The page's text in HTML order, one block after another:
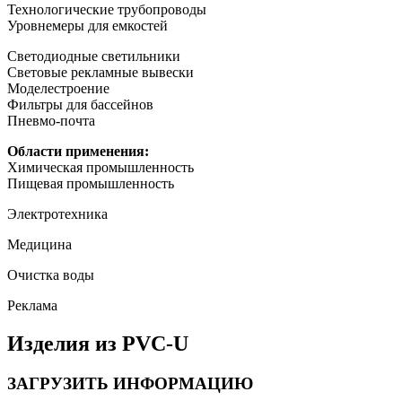
Технологические трубопроводы
Уровнемеры для емкостей
Светодиодные светильники
Световые рекламные вывески
Моделестроение
Фильтры для бассейнов
Пневмо-почта
Области применения:
Химическая промышленность
Пищевая промышленность
Электротехника
Медицина
Очистка воды
Реклама
Изделия из PVC-U
ЗАГРУЗИТЬ ИНФОРМАЦИЮ